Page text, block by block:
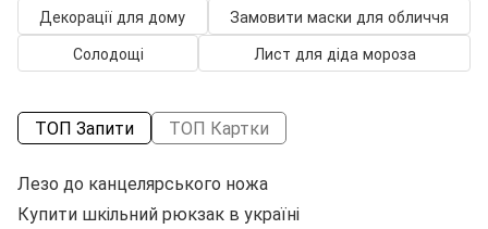
Декорації для дому
Замовити маски для обличчя
Солодощі
Лист для діда мороза
ТОП Запити ТОП Картки
Лезо до канцелярського ножа
Купити шкільний рюкзак в україні